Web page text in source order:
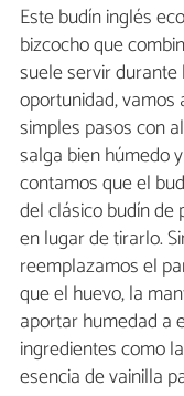
Este budín inglés
bizcocho que
suele servir durante
oportunidad,
simples pasos con
salga bien húmedo
contamos que el
del clásico budín de
en lugar de tirarlo.
reemplazamos el
que el huevo, la
aportar humedad a
ingredientes como
esencia de vainilla